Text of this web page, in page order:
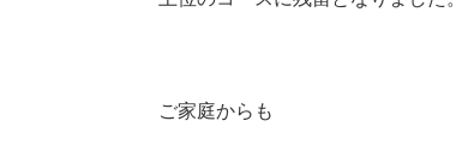
ご家庭からも